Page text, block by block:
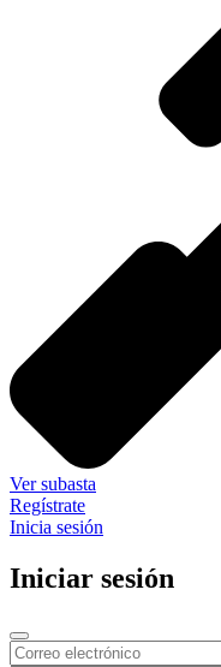
Ver subasta
Regístrate
Inicia sesión
Iniciar sesión